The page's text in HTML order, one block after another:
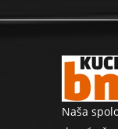
Naša